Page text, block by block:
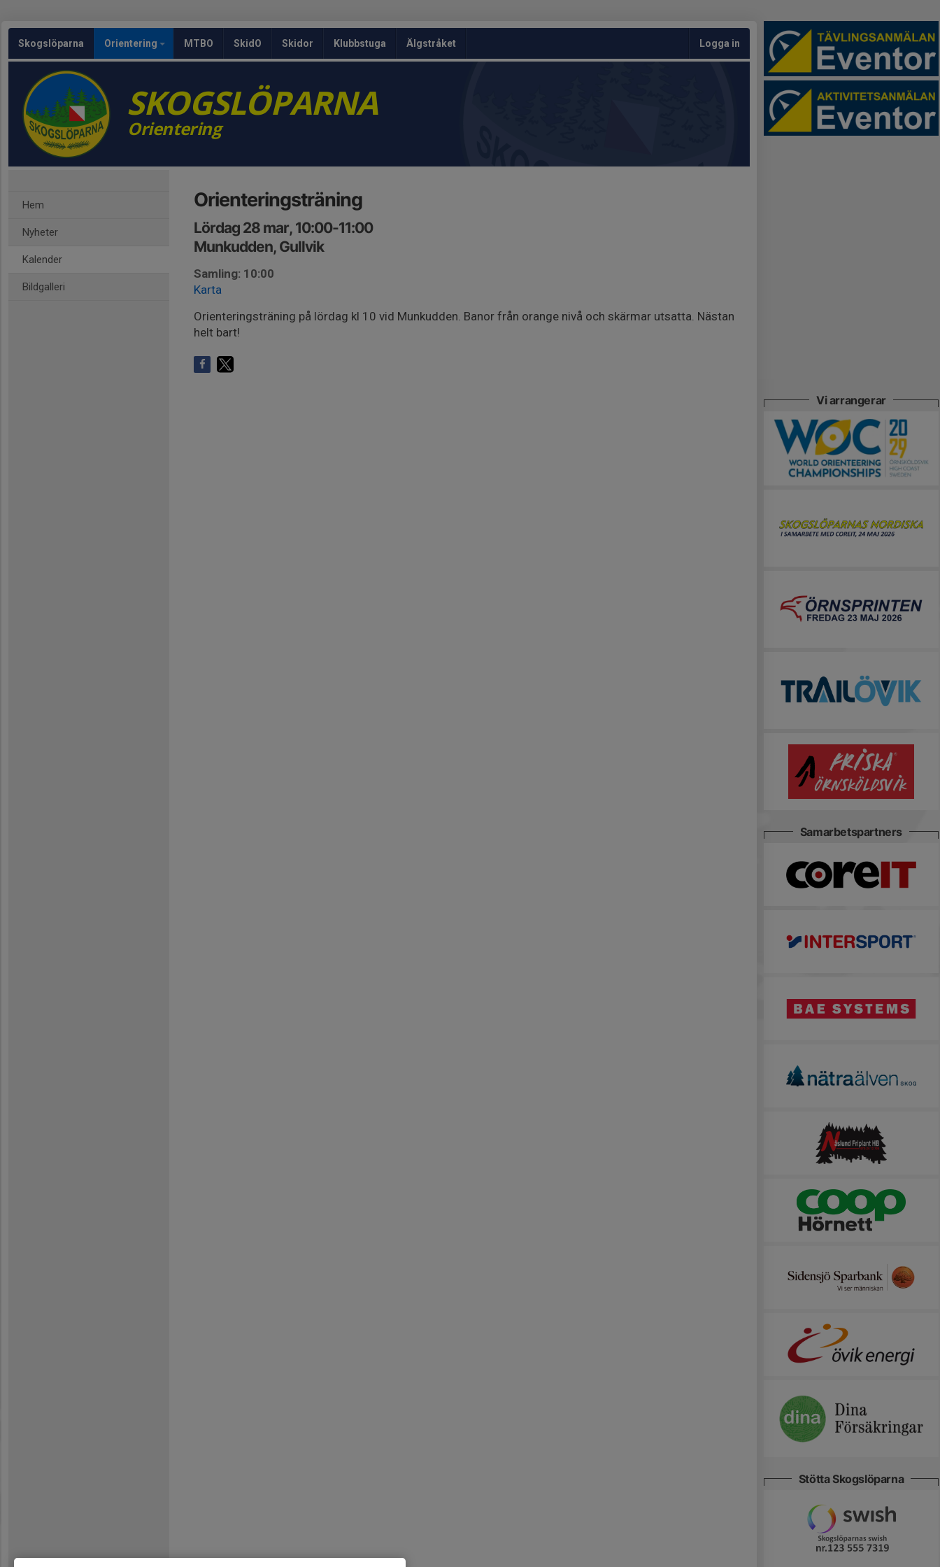
Skogslöparna Orientering MTBO SkidO Skidor Klubbstuga Älgstråket Logga in
SKOGSLÖPARNA
Orientering
Hem
Nyheter
Kalender
Bildgalleri
Orienteringsträning
Lördag 28 mar, 10:00-11:00
Munkudden, Gullvik
Samling: 10:00
Karta
Orienteringsträning på lördag kl 10 vid Munkudden. Banor från orange nivå och skärmar utsatta. Nästan
helt bart!
Vi arrangerar
Samarbetspartners
Stötta Skogslöparna